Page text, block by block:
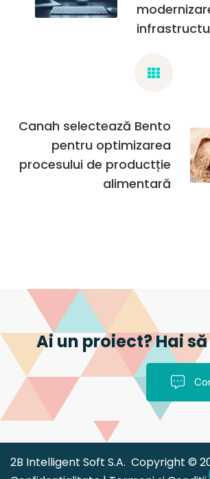
Canah selectează Bento
pentru optimizarea
procesului de productție
alimentară
Ai un proiect? Hai
2B Intelligent Soft S.A. Copyright ©